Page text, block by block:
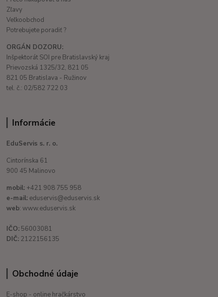
Zľavy
Veľkoobchod
Potrebujete poradiť ?
ORGÁN DOZORU:
Inšpektorát SOI pre Bratislavský kraj
Prievozská 1325/32, 821 05
821 05 Bratislava - Ružinov
tel. č.: 02/582 722 03
Informácie
EduServis s. r. o.
Cintorínska 61
900 45 Malinovo
mobil: +421 908 755 958
e-mail: eduservis@eduservis.sk
web: www.eduservis.sk
IČO: 56003081
DIČ: 2122156135
Obchodné údaje
E-shop - online hračkárstvo